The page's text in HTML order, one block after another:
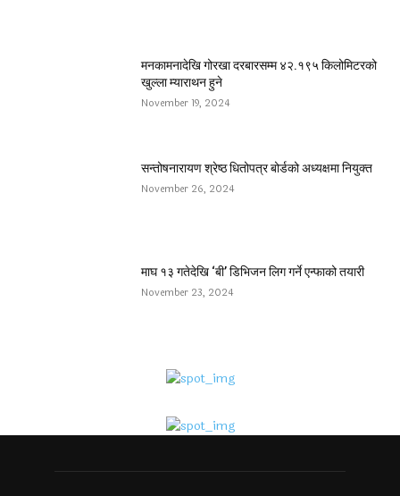
मनकामनादेखि गोरखा दरबारसम्म ४२.१९५ किलोमिटरको
खुल्ला म्याराथन हुने
November 19, 2024
सन्तोषनारायण श्रेष्ठ धितोपत्र बोर्डको अध्यक्षमा नियुक्त
November 26, 2024
माघ १३ गतेदेखि ‘बी’ डिभिजन लिग गर्ने एन्फाको तयारी
November 23, 2024